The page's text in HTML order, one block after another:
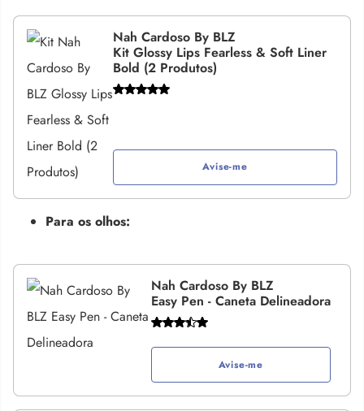
Nah Cardoso By BLZ
Kit Glossy Lips Fearless & Soft Liner
Bold (2 Produtos)
Avise-me
Para os olhos:
Nah Cardoso By BLZ
Easy Pen - Caneta Delineadora
Avise-me